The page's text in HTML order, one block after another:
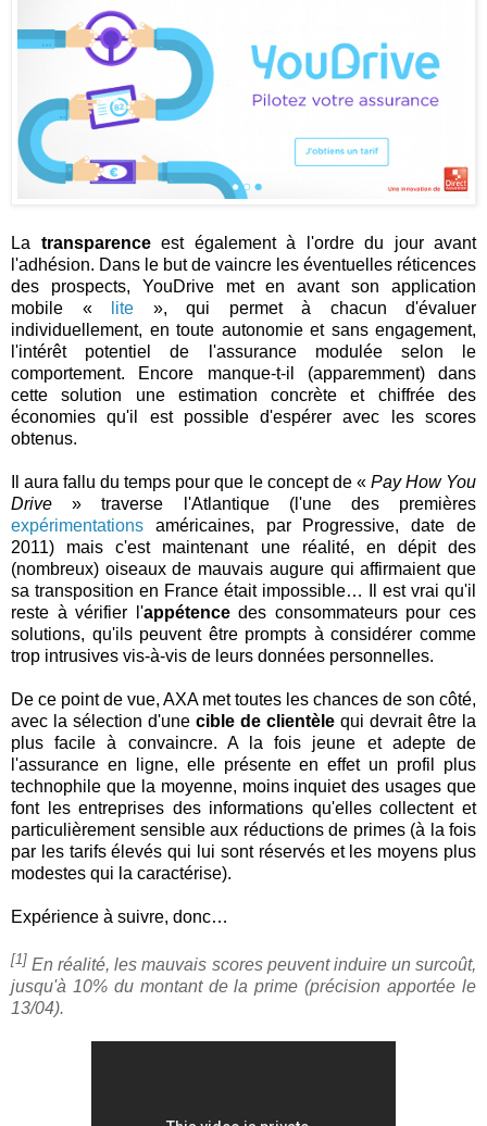
La transparenceest également à l'ordre du jour avant
l'adhésion. Dans le but de vaincre les éventuelles réticences
des prospects, YouDrive met en avant son application
mobile «
lite », qui permet à chacun d'évaluer
individuellement, en toute autonomie et sans engagement,
l'intérêt potentiel de l'assurance modulée selon le
comportement. Encore manque-t-il (apparemment) dans
cette solution une estimation concrète et chiffrée des
économies qu'il est possible d'espérer avec les scores
obtenus.
Il aura fallu du temps pour que le concept de « Pay How You
Drive » traverse l'Atlantique (l'une des premières
expérimentations américaines, par Progressive, date de
2011) mais c'est maintenant une réalité, en dépit des
(nombreux) oiseaux de mauvais augure qui affirmaient que
sa transposition en France était impossible… Il est vrai qu'il
reste à vérifier l'appétencedes consommateurs pour ces
solutions, qu'ils peuvent être prompts à considérer comme
trop intrusives vis-à-vis de leurs données personnelles.
De ce point de vue, AXA met toutes les chances de son côté,
avec la sélection d'une cible de clientèle qui devrait être la
plus facile à convaincre. A la fois jeune et adepte de
l'assurance en ligne, elle présente en effet un profil plus
technophile que la moyenne, moins inquiet des usages que
font les entreprises des informations qu'elles collectent et
particulièrement sensible aux réductions de primes (à la fois
par les tarifs élevés qui lui sont réservés et les moyens plus
modestes qui la caractérise).
Expérience à suivre, donc…
[1] En réalité, les mauvais scores peuvent induire un surcoût,
jusqu'à 10% du montant de la prime (précision apportée le
13/04).